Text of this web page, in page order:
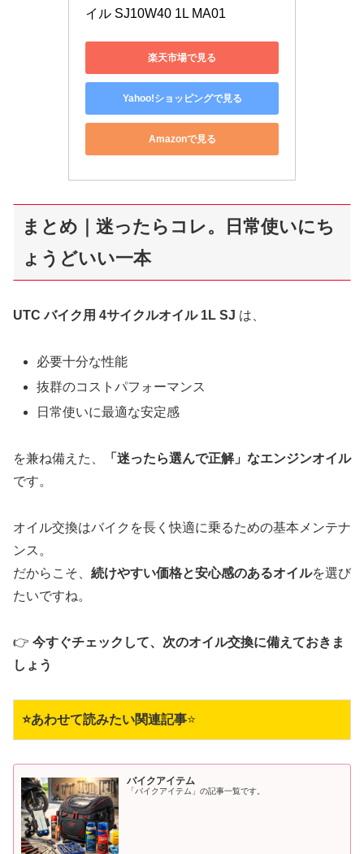
イル SJ10W40 1L MA01
楽天市場で見る
Yahoo!ショッピングで見る
Amazonで見る
まとめ｜迷ったらコレ。日常使いにち
ょうどいい一本
UTC バイク用 4サイクルオイル 1L SJ は、
必要十分な性能
抜群のコストパフォーマンス
日常使いに最適な安定感
を兼ね備えた、
「迷ったら選んで正解」なエンジンオイル
です。
オイル交換はバイクを長く快適に乗るための基本メンテナ
ンス。
だからこそ、 続けやすい価格と安心感のあるオイルを選び
たいですね。
👉 今すぐチェックして、次のオイル交換に備えておきま
しょう
⭐あわせて読みたい関連記事⭐
バイクアイテム
「バイクアイテム」の記事一覧です。